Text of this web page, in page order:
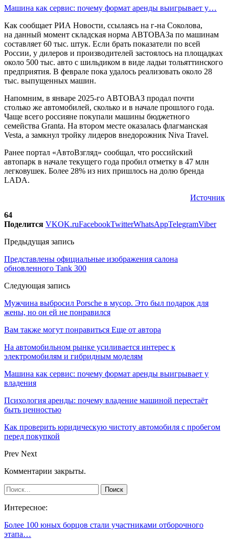
Машина как сервис: почему формат аренды выигрывает у…
Как сообщает РИА Новости, ссылаясь на г-на Соколова,
на данный момент складская норма АВТОВАЗа по машинам
составляет 60 тыс. штук. Если брать показатели по всей
России, у дилеров и производителей застоялось на площадках
около 500 тыс. авто с шильдиком в виде ладьи тольяттинского
предприятия. В феврале пока удалось реализовать около 28
тыс. выпущенных машин.
Напомним, в январе 2025-го АВТОВАЗ продал почти
столько же автомобилей, сколько и в начале прошлого года.
Чаще всего россияне покупали машины бюджетного
семейства Granta. На втором месте оказалась флагманская
Vesta, а замкнул тройку лидеров внедорожник Niva Travel.
Ранее портал «АвтоВзгляд» сообщал, что российский
автопарк в начале текущего года пробил отметку в 47 млн
легковушек. Более 28% из них пришлось на долю бренда
LADA.
Источник
64
Поделится VKOK.ruFacebookTwitterWhatsAppTelegramViber
Предыдущая запись
Представлены официальные изображения салона
обновленного Tank 300
Следующая запись
Мужчина выбросил Porsche в мусор. Это был подарок для
жены, но он ей не понравился
Вам также могут понравиться Еще от автора
На автомобильном рынке усиливается интерес к
электромобилям и гибридным моделям
Машина как сервис: почему формат аренды выигрывает у
владения
Психология аренды: почему владение машиной перестаёт
быть ценностью
Как проверить юридическую чистоту автомобиля с пробегом
перед покупкой
Prev Next
Комментарии закрыты.
Интересное:
Более 100 юных борцов стали участниками отборочного
этапа…